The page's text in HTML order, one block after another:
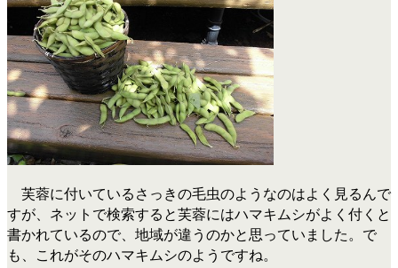
芙蓉に付いているさっきの毛虫のようなのはよく見るんで
すが、ネットで検索すると芙蓉にはハマキムシがよく付くと
書かれているので、地域が違うのかと思っていました。で
も、これがそのハマキムシのようですね。